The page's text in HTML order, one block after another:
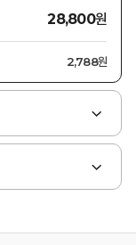
28,800원
2,788원